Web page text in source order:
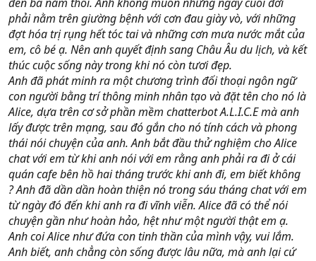
phải nằm trên giường bệnh với cơn đau giày vò, với những
đợt hóa trị rụng hết tóc tai và những cơn mưa nước mắt của
em, cô bé ạ. Nên anh quyết định sang Châu Âu du lịch, và kết
thúc cuộc sống này trong khi nó còn tươi đẹp.
Anh đã phát minh ra một chương trình đối thoại ngôn ngữ
con người bằng trí thông minh nhân tạo và đặt tên cho nó là
Alice, dựa trên cơ sở phần mềm chatterbot A.L.I.C.E mà anh
lấy được trên mạng, sau đó gắn cho nó tính cách và phong
thái nói chuyện của anh. Anh bắt đầu thử nghiệm cho Alice
chat với em từ khi anh nói với em rằng anh phải ra đi ở cái
quán cafe bên hồ hai tháng trước khi anh đi, em biết không
? Anh đã dần dần hoàn thiện nó trong sáu tháng chat với em
từ ngày đó đến khi anh ra đi vĩnh viễn. Alice đã có thể nói
chuyện gần như hoàn hảo, hệt như một người thật em ạ.
Anh coi Alice như đứa con tinh thần của mình vậy, vui lắm.
Anh biết, anh chẳng còn sống được lâu nữa, mà anh lại cứ